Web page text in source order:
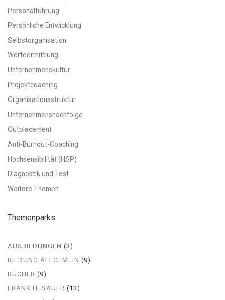
Personalführung
Persönliche Entwicklung
Selbstorganisation
Werteermittlung
Unternehmenskultur
Projektcoaching
Organisationsstruktur
Unternehmensnachfolge
Outplacement
Anti-Burnout-Coaching
Hochsensibilität (HSP)
Diagnostik und Test
Weitere Themen
Themenparks
AUSBILDUNGEN (3)
BILDUNG ALLGEMEIN (9)
BÜCHER (9)
FRANK H. SAUER (13)